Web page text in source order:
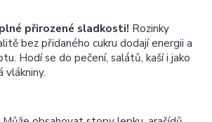
přirozené sladkosti! Rozinky
bez přidaného cukru dodají energii a
Hodí se do pečení, salátů, kaší i jako
vlákniny.